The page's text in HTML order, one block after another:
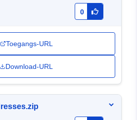
0
Toegangs-URL
Download-URL